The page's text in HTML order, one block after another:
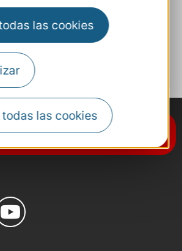
las cookies
las cookies
al boletín de noticias